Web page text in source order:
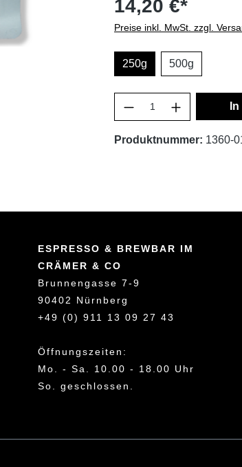
14,20 €*
Preise inkl. MwSt. zzgl.
250g 500g
Produktnummer: 1360-
ESPRESSO & BREWBAR IM
CRÄMER & CO
Brunnengasse 7-9
90402 Nürnberg
+49 (0) 911 13 09 27 43
Öffnungszeiten:
Mo. - Sa. 10.00 - 18.00 Uhr
So. geschlossen.